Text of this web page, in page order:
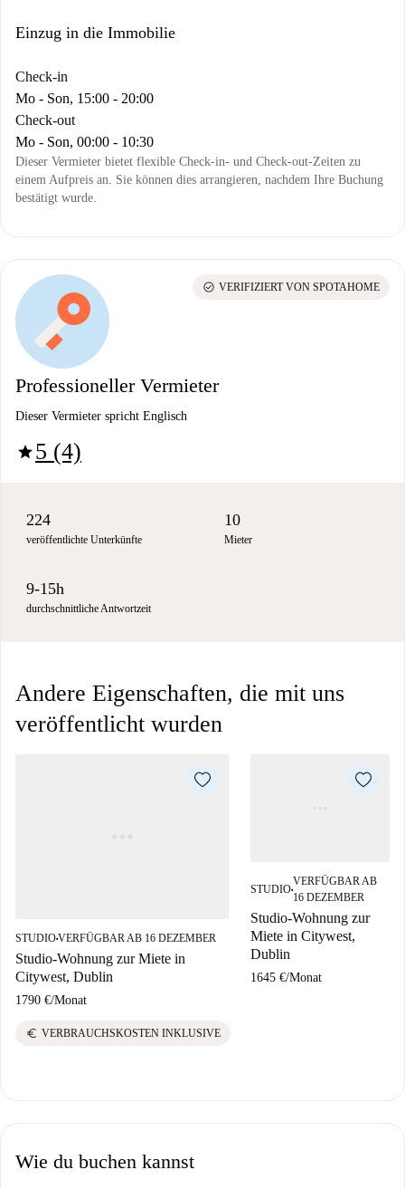
Einzug in die Immobilie
Check-in
Mo - Son, 15:00 - 20:00
Check-out
Mo - Son, 00:00 - 10:30
Dieser Vermieter bietet flexible Check-in- und Check-out-Zeiten zu
einem Aufpreis an. Sie können dies arrangieren, nachdem Ihre Buchung
bestätigt wurde.
Professioneller Vermieter
Dieser Vermieter spricht Englisch
star5 (4)
check_circle VERIFIZIERT VON SPOTAHOME
224
veröffentlichte Unterkünfte
10
Mieter
9-15h
durchschnittliche Antwortzeit
Andere Eigenschaften, die mit uns
veröffentlicht wurden
STUDIO■VERFÜGBAR AB 16 DEZEMBER
Studio-Wohnung zur Miete in
Citywest, Dublin
1790 €/Monat
euro VERBRAUCHSKOSTEN INKLUSIVE
STUDIO■
VERFÜGBAR AB
16 DEZEMBER
Studio-Wohnung zur
Miete in Citywest,
Dublin
1645 €/Monat
Wie du buchen kannst